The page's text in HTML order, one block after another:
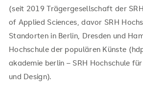
(seit 2019 Trägergesellschaft der
of Applied Sciences, davor SRH
Standorten in Berlin, Dresden und
Hochschule der populären Künste
akademie berlin – SRH Hochschule
und Design).